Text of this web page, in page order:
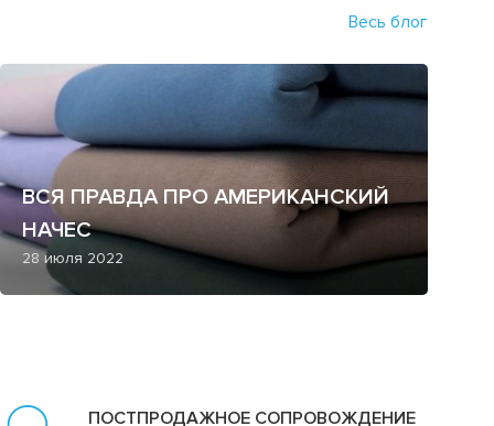
Весь блог
ВСЯ ПРАВДА ПРО АМЕРИКАНСКИЙ
НАЧЕС
28 июля 2022
ПОСТПРОДАЖНОЕ СОПРОВОЖДЕНИЕ